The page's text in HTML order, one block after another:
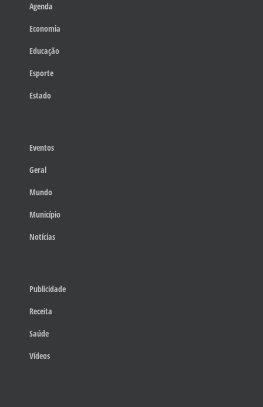
Agenda
Economia
Educação
Esporte
Estado
Eventos
Geral
Mundo
Município
Notícias
Publicidade
Receita
Saúde
Vídeos